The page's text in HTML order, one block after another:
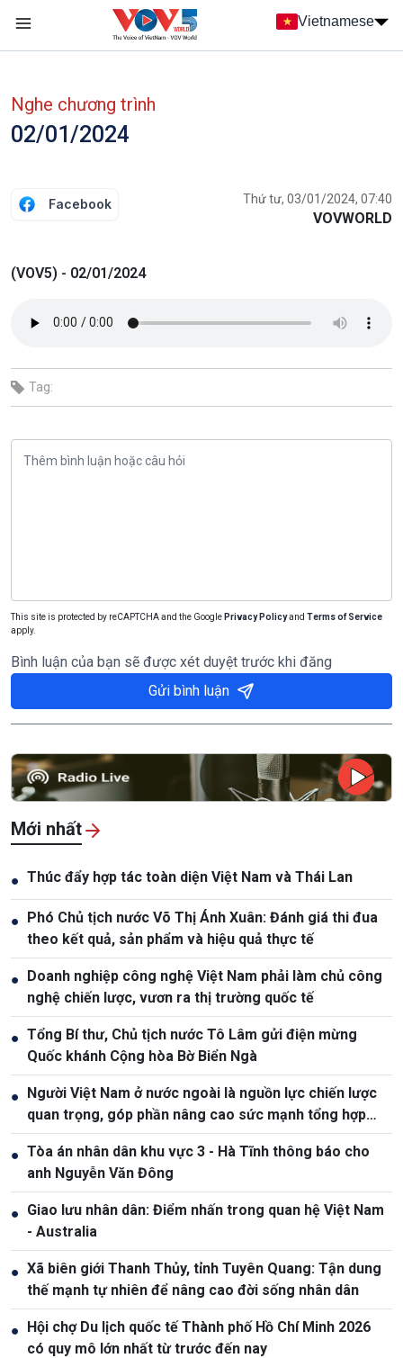
Nhảy đến nội dung
Vietnamese
Nghe chương trình
02/01/2024
Facebook Thứ tư, 03/01/2024, 07:40
VOVWORLD
(VOV5) - 02/01/2024
Tag:
This site is protected by reCAPTCHA and the Google Privacy Policyand Terms of Service
apply.
Bình luận của bạn sẽ được xét duyệt trước khi đăng
Gửi bình luận
Mới nhất
● Thúc đẩy hợp tác toàn diện Việt Nam và Thái Lan
● Phó Chủ tịch nước Võ Thị Ánh Xuân: Đánh giá thi đua
theo kết quả, sản phẩm và hiệu quả thực tế
● Doanh nghiệp công nghệ Việt Nam phải làm chủ công
nghệ chiến lược, vươn ra thị trường quốc tế
● Tổng Bí thư, Chủ tịch nước Tô Lâm gửi điện mừng
Quốc khánh Cộng hòa Bờ Biển Ngà
● Người Việt Nam ở nước ngoài là nguồn lực chiến lược
quan trọng, góp phần nâng cao sức mạnh tổng hợp
quốc gia
● Tòa án nhân dân khu vực 3 - Hà Tĩnh thông báo cho
anh Nguyễn Văn Đông
● Giao lưu nhân dân: Điểm nhấn trong quan hệ Việt Nam
- Australia
● Xã biên giới Thanh Thủy, tỉnh Tuyên Quang: Tận dung
thế mạnh tự nhiên để nâng cao đời sống nhân dân
● Hội chợ Du lịch quốc tế Thành phố Hồ Chí Minh 2026
có quy mô lớn nhất từ trước đến nay